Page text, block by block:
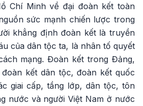
Chí Minh về đại đoàn kết toàn
sức mạnh chiến lược trong
khẳng định đoàn kết là truyền
của dân tộc ta, là nhân tố quyết
mạng. Đoàn kết trong Đảng,
kết dân tộc, đoàn kết quốc
giai cấp, tầng lớp, dân tộc, tôn
nước và người Việt Nam ở nước